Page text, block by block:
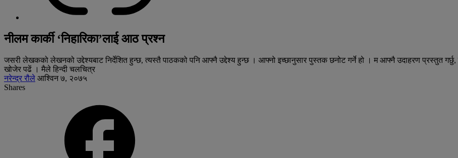
नीलम कार्की ‘निहारिका’लाई आठ प्रश्न
जसरी लेखकको लेखनको उद्देश्यबाट निर्देशित हुन्छ, त्यस्तै पाठकको पनि आफ्नै उद्देश्य हुन्छ । आफ्नो इच्छानुसार पुस्तक छनोट गर्ने हो । म आफ्नै उदाहरण प्रस्तुत
खोजेर पढें । मैले हिन्दी चलचित्र
नरेन्द्र रौले आश्विन ७, २०७५
Shares